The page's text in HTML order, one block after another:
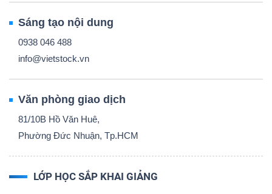
Sáng tạo nội dung
0938 046 488
info@vietstock.vn
Văn phòng giao dịch
81/10B Hồ Văn Huê,
Phường Đức Nhuận, Tp.HCM
LỚP HỌC SẮP KHAI GIẢNG